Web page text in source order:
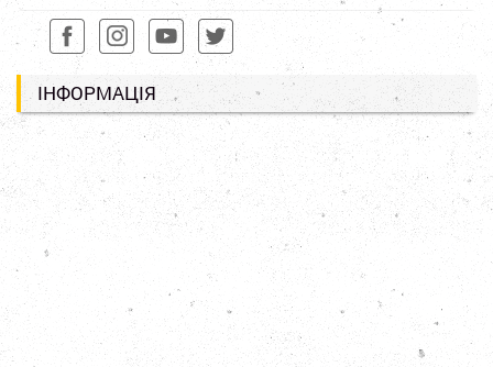
ІНФОРМАЦІЯ